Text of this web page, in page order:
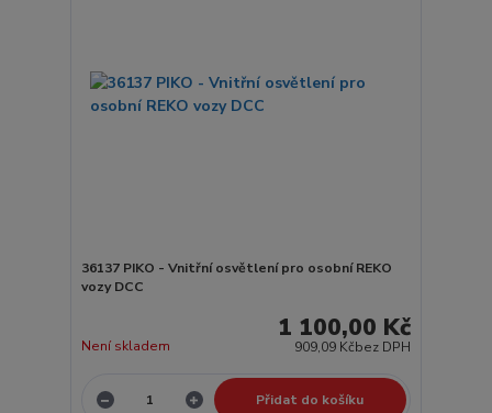
36137 PIKO - Vnitřní osvětlení pro osobní REKO
vozy DCC
1 100,00 Kč
909,09 Kčbez DPH
Není skladem
Přidat do košíku